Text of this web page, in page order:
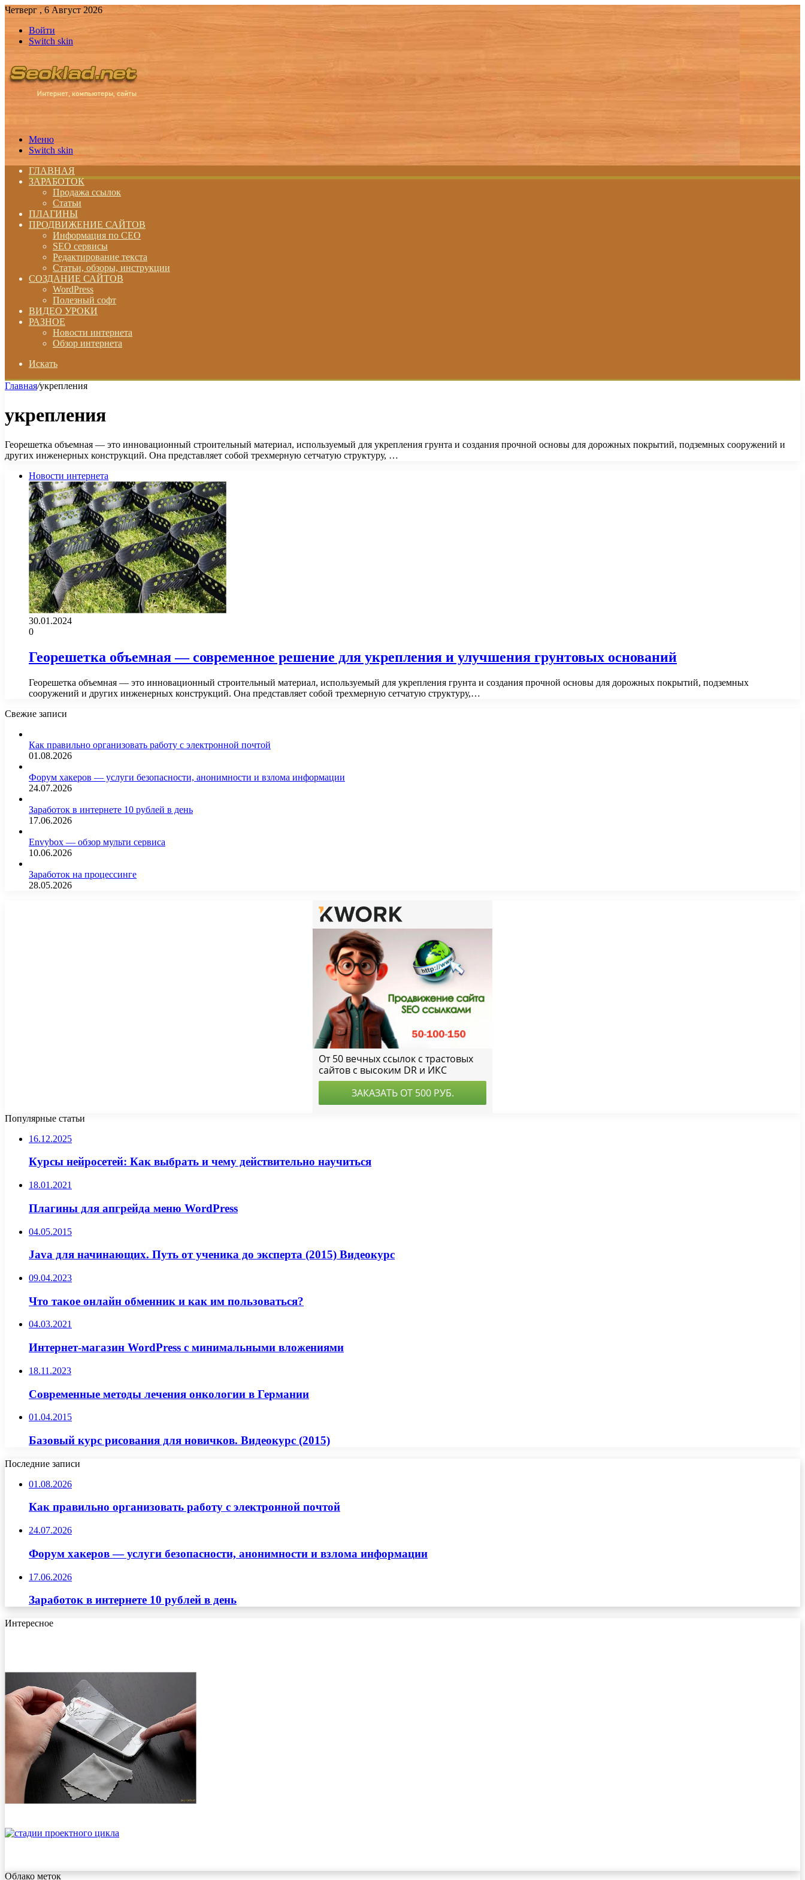
Четверг , 6 Август 2026
Войти
Switch skin
Меню
Switch skin
ГЛАВНАЯ
ЗАРАБОТОК
Продажа ссылок
Статьи
ПЛАГИНЫ
ПРОДВИЖЕНИЕ САЙТОВ
Информация по СЕО
SEO сервисы
Редактирование текста
Статьи, обзоры, инструкции
СОЗДАНИЕ САЙТОВ
WordPress
Полезный софт
ВИДЕО УРОКИ
РАЗНОЕ
Новости интернета
Обзор интернета
Искать
Главная/укрепления
укрепления
Георешетка объемная — это инновационный строительный материал, используемый для укрепления грунта и создания прочной основы для дорожных покрытий, подземных сооружений и
других инженерных конструкций. Она представляет собой трехмерную сетчатую структуру, …
Новости интернета
30.01.2024
0
Георешетка объемная — современное решение для укрепления и улучшения грунтовых оснований
Георешетка объемная — это инновационный строительный материал, используемый для укрепления грунта и создания прочной основы для дорожных покрытий, подземных
сооружений и других инженерных конструкций. Она представляет собой трехмерную сетчатую структуру,…
Свежие записи
Как правильно организовать работу с электронной почтой
01.08.2026
Форум хакеров — услуги безопасности, анонимности и взлома информации
24.07.2026
Заработок в интернете 10 рублей в день
17.06.2026
Envybox — обзор мульти сервиса
10.06.2026
Заработок на процессинге
28.05.2026
Популярные статьи
16.12.2025
Курсы нейросетей: Как выбрать и чему действительно научиться
18.01.2021
Плагины для апгрейда меню WordPress
04.05.2015
Java для начинающих. Путь от ученика до эксперта (2015) Видеокурс
09.04.2023
Что такое онлайн обменник и как им пользоваться?
04.03.2021
Интернет-магазин WordPress с минимальными вложениями
18.11.2023
Современные методы лечения онкологии в Германии
01.04.2015
Базовый курс рисования для новичков. Видеокурс (2015)
Последние записи
01.08.2026
Как правильно организовать работу с электронной почтой
24.07.2026
Форум хакеров — услуги безопасности, анонимности и взлома информации
17.06.2026
Заработок в интернете 10 рублей в день
Интересное
Облако меток